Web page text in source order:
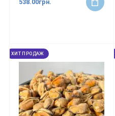
538.00грн.
ХИТ ПРОДАЖ